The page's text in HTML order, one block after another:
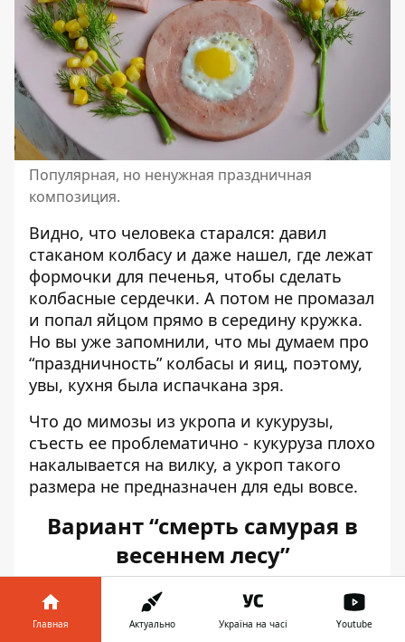
Популярная, но ненужная праздничная
композиция.
Видно, что человека старался: давил
стаканом колбасу и даже нашел, где лежат
формочки для печенья, чтобы сделать
колбасные сердечки. А потом не промазал
и попал яйцом прямо в середину кружка.
Но вы уже запомнили, что мы думаем про
“праздничность” колбасы и яиц, поэтому,
увы, кухня была испачкана зря.
Что до мимозы из укропа и кукурузы,
съесть ее проблематично - кукуруза плохо
накалывается на вилку, а укроп такого
размера не предназначен для еды вовсе.
Вариант “смерть самурая в
весеннем лесу”
Главная Актуально Україна на часі Youtube